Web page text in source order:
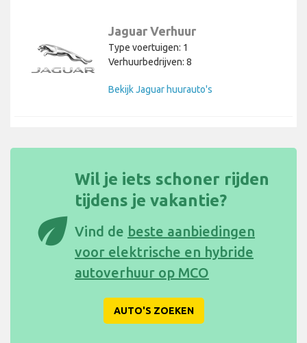
Jaguar Verhuur
Type voertuigen: 1
Verhuurbedrijven: 8
Bekijk Jaguar huurauto's
eco
Wil je iets schoner rijden
tijdens je vakantie?
Vind de beste aanbiedingen
voor elektrische en hybride
autoverhuur op MCO
AUTO'S ZOEKEN